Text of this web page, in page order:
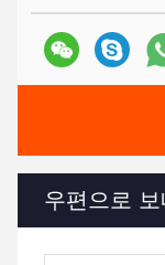
우편으로 보